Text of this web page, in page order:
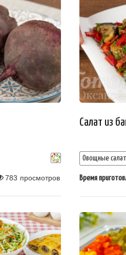
783 просмотров
Салат из
Овощные
Время